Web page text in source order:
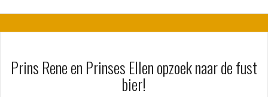
Prins Rene en Prinses Ellen opzoek naar de fust
bier!